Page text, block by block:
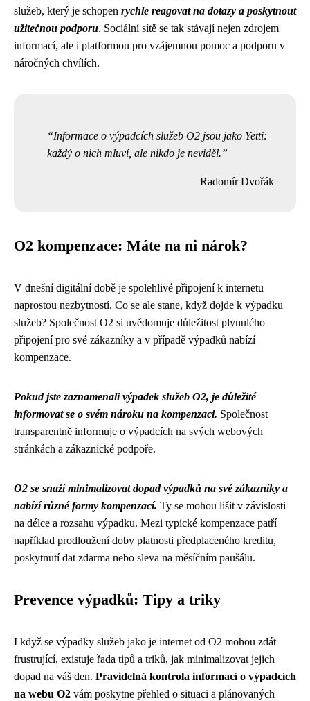
služeb, který je schopen rychle reagovat na dotazy a poskytnout
užitečnou podporu. Sociální sítě se tak stávají nejen zdrojem
informací, ale i platformou pro vzájemnou pomoc a podporu v
náročných chvílích.
Informace o výpadcích služeb O2 jsou jako Yetti:
každý o nich mluví, ale nikdo je neviděl.
Radomír Dvořák
O2 kompenzace: Máte na ni nárok?
V dnešní digitální době je spolehlivé připojení k internetu
naprostou nezbytností. Co se ale stane, když dojde k výpadku
služeb? Společnost O2 si uvědomuje důležitost plynulého
připojení pro své zákazníky a v případě výpadků nabízí
kompenzace.
Pokud jste zaznamenali výpadek služeb O2, je důležité
informovat se o svém nároku na kompenzaci. Společnost
transparentně informuje o výpadcích na svých webových
stránkách a zákaznické podpoře.
O2 se snaží minimalizovat dopad výpadků na své zákazníky a
nabízí různé formy kompenzací. Ty se mohou lišit v závislosti
na délce a rozsahu výpadku. Mezi typické kompenzace patří
například prodloužení doby platnosti předplaceného kreditu,
poskytnutí dat zdarma nebo sleva na měsíčním paušálu.
Prevence výpadků: Tipy a triky
I když se výpadky služeb jako je internet od O2 mohou zdát
frustrující, existuje řada tipů a triků, jak minimalizovat jejich
dopad na váš den. Pravidelná kontrola informací o výpadcích
na webu O2 vám poskytne přehled o situaci a plánovaných